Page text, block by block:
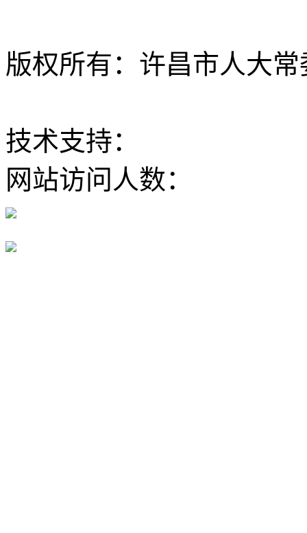
版权所有：许昌市人大
技术支持：
网站访问人数：